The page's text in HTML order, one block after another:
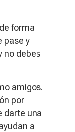
forma
pase y
no debes
amigos.
por
darte una
a